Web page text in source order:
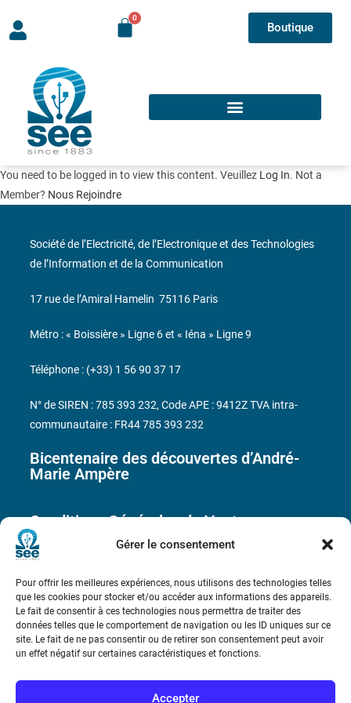
Gérer le consentement
Pour offrir les meilleures expériences, nous utilisons des technologies telles
que les cookies pour stocker et/ou accéder aux informations des appareils.
Le fait de consentir à ces technologies nous permettra de traiter des
données telles que le comportement de navigation ou les ID uniques sur ce
site. Le fait de ne pas consentir ou de retirer son consentement peut avoir
un effet négatif sur certaines caractéristiques et fonctions.
Accepter
Boutique
You need to be logged in to view this content. Veuillez Log In. Not a
Member? Nous Rejoindre
Bicentenaire des découvertes d’André-
Marie Ampère
Conditions Générales de Vente
Contact
Société de l’Electricité, de l’Electronique et des Technologies
de l’Information et de la Communication
17 rue de l’Amiral Hamelin 75116 Paris
Métro : « Boissière » Ligne 6 et « Iéna » Ligne 9
Téléphone : (+33) 1 56 90 37 17
N° de SIREN : 785 393 232, Code APE : 9412Z TVA intra-
communautaire : FR44 785 393 232